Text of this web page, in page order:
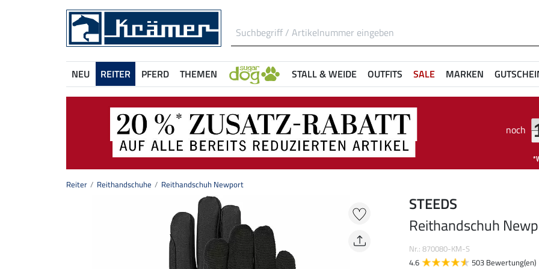
NEU REITER PFERD THEMEN STALL & WEIDE OUTFITS SALE MARKEN
noch
Reiter Reithandschuhe Reithandschuh Newport
STEEDS
Reithandschuh
Nr.: 870080-KM-S
4.6
503 Bewertung(en)